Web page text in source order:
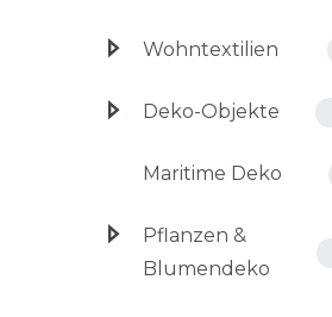
Wohntextilien
Deko-Objekte
Maritime Deko
Pflanzen &
Blumendeko